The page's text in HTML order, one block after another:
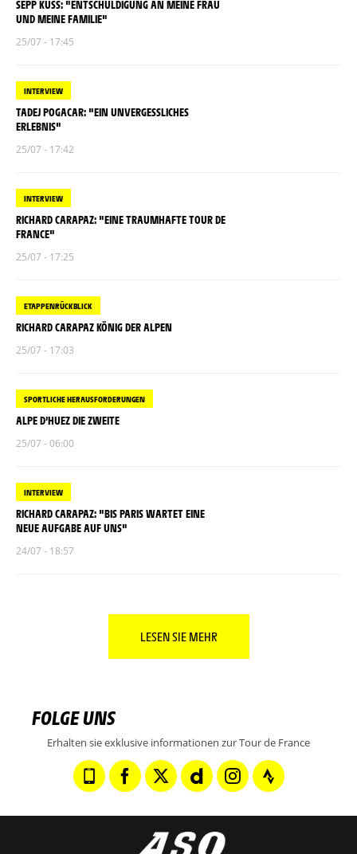
SEPP KUSS: "ENTSCHULDIGUNG AN MEINE FRAU
UND MEINE FAMILIE"
25/07 - 17:45
INTERVIEW
TADEJ POGACAR: "EIN UNVERGESSLICHES
ERLEBNIS"
25/07 - 17:42
INTERVIEW
RICHARD CARAPAZ: "EINE TRAUMHAFTE TOUR DE
FRANCE"
25/07 - 17:25
ETAPPENRÜCKBLICK
RICHARD CARAPAZ KÖNIG DER ALPEN
25/07 - 17:03
SPORTLICHE HERAUSFORDERUNGEN
ALPE D’HUEZ DIE ZWEITE
25/07 - 06:00
INTERVIEW
RICHARD CARAPAZ: "BIS PARIS WARTET EINE
NEUE AUFGABE AUF UNS"
24/07 - 18:57
LESEN SIE MEHR
FOLGE UNS
Erhalten sie exklusive informationen zur Tour de France